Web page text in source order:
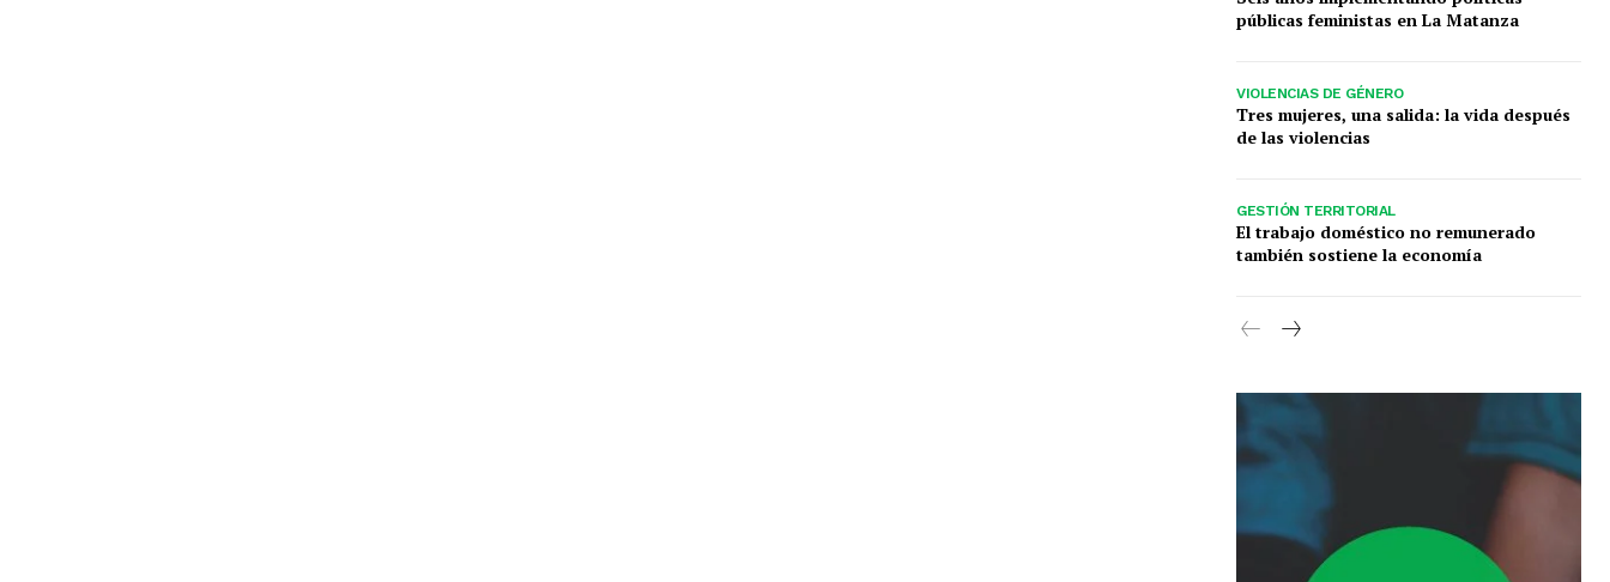
públicas feministas en La Matanza
VIOLENCIAS DE GÉNERO
Tres mujeres, una salida: la vida después
de las violencias
GESTIÓN TERRITORIAL
El trabajo doméstico no remunerado
también sostiene la economía